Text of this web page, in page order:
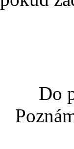
Do